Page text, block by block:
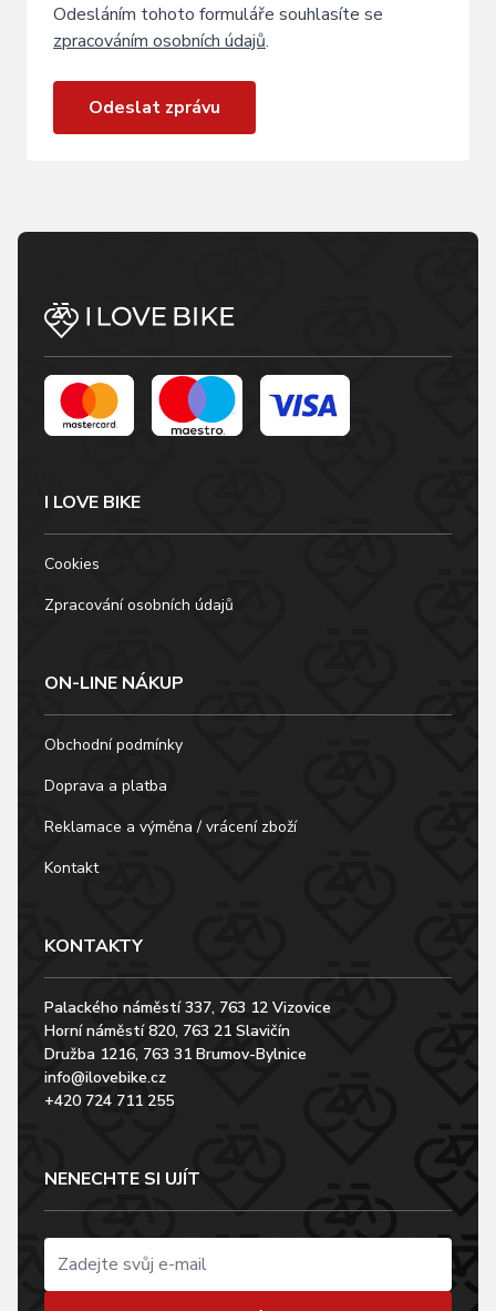
Odesláním tohoto formuláře souhlasíte se
zpracováním osobních údajů.
Odeslat zprávu
I LOVE BIKE
Cookies
Zpracování osobních údajů
ON-LINE NÁKUP
Obchodní podmínky
Doprava a platba
Reklamace a výměna / vrácení zboží
Kontakt
KONTAKTY
Palackého náměstí 337, 763 12 Vizovice
Horní náměstí 820, 763 21 Slavičín
Družba 1216, 763 31 Brumov-Bylnice
info@ilovebike.cz
+420 724 711 255
NENECHTE SI UJÍT